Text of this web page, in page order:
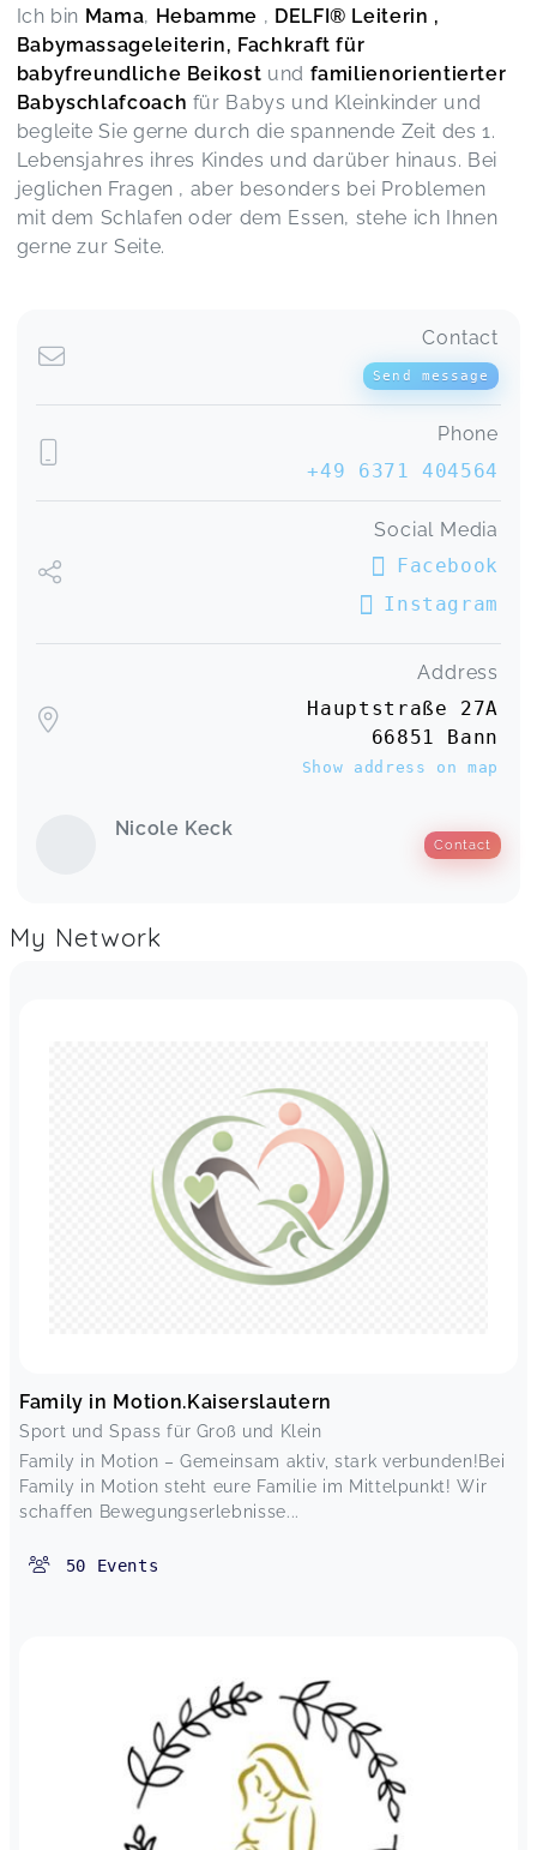
Ich bin Mama, Hebamme , DELFI® Leiterin ,
Babymassageleiterin, Fachkraft für
babyfreundliche Beikost und familienorientierter
Babyschlafcoach für Babys und Kleinkinder und
begleite Sie gerne durch die spannende Zeit des 1.
Lebensjahres ihres Kindes und darüber hinaus. Bei
jeglichen Fragen , aber besonders bei Problemen
mit dem Schlafen oder dem Essen, stehe ich Ihnen
gerne zur Seite.
Contact
Send message
Phone
+49 6371 404564
Social Media
Facebook
Instagram
Address
Hauptstraße 27A
66851 Bann
Show address on map
Nicole Keck
Contact
My Network
Family in Motion.Kaiserslautern
Sport und Spass für Groß und Klein
Family in Motion – Gemeinsam aktiv, stark verbunden!Bei
Family in Motion steht eure Familie im Mittelpunkt! Wir
schaffen Bewegungserlebnisse...
50 Events